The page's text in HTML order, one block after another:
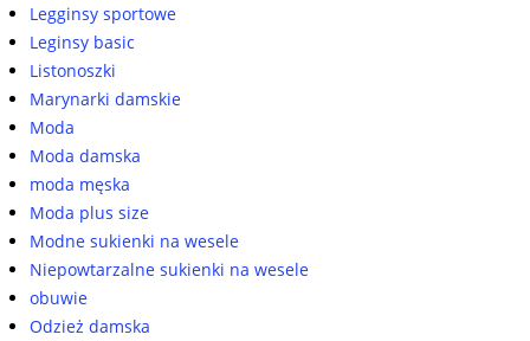
Legginsy sportowe
Leginsy basic
Listonoszki
Marynarki damskie
Moda
Moda damska
moda męska
Moda plus size
Modne sukienki na wesele
Niepowtarzalne sukienki na wesele
obuwie
Odzież damska